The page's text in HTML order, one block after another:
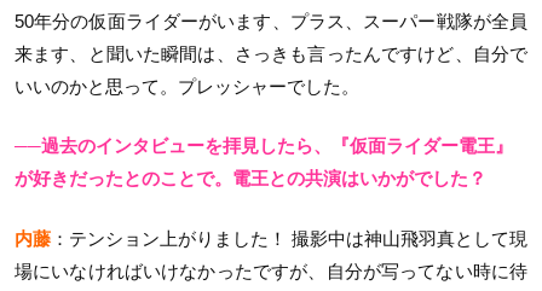
50年分の仮面ライダーがいます、プラス、スーパー戦隊が全員
来ます、と聞いた瞬間は、さっきも言ったんですけど、自分で
いいのかと思って。プレッシャーでした。
──過去のインタビューを拝見したら、『仮面ライダー電王』
が好きだったとのことで。電王との共演はいかがでした？
内藤 ：テンション上がりました！ 撮影中は神山飛羽真として現
場にいなければいけなかったですが、自分が写ってない時に待